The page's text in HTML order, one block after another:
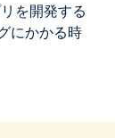
を開発する
にかかる時